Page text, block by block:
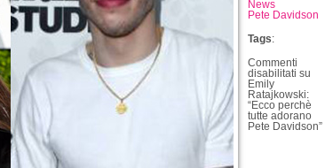
News
Pete Davidson
Tags:
Commenti
disabilitati su
Emily
Ratajkowski:
“Ecco perchè
tutte adorano
Pete Davidson”